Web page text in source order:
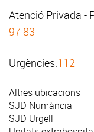
Atenció Privada -
97 83
Urgències:112
Altres ubicacions
SJD Numància
SJD Urgell